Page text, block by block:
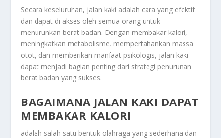
Secara keseluruhan, jalan kaki adalah cara yang efektif
dan dapat di akses oleh semua orang untuk
menurunkan berat badan. Dengan membakar kalori,
meningkatkan metabolisme, mempertahankan massa
otot, dan memberikan manfaat psikologis, jalan kaki
dapat menjadi bagian penting dari strategi penurunan
berat badan yang sukses.
BAGAIMANA JALAN KAKI DAPAT
MEMBAKAR KALORI
adalah salah satu bentuk olahraga yang sederhana dan